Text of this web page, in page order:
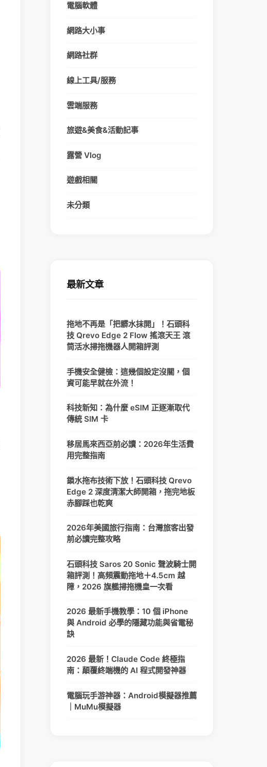
電腦軟體
網路大小事
網路社群
線上工具/服務
雲端服務
旅遊&美食&活動記事
露營 Vlog
遊戲相關
未分類
最新文章
拖地不再是「把髒水抹開」！石頭科
技 Qrevo Edge 2 Flow 搖滾天王 滾
筒活水掃拖機器人開箱評測
手機安全健檢：這幾個設定沒關，個
資可能早就在外流！
科技新知：為什麼 eSIM 正逐漸取代
傳統 SIM 卡
移居馬來西亞前必讀：2026年生活費
用完整指南
鎖水拖布技術下放！石頭科技 Qrevo
Edge 2 深度清潔大師開箱，拖完地板
赤腳踩也乾爽
2026年美國旅行指南：台灣旅客出發
前必讀完整攻略
石頭科技 Saros 20 Sonic 聲波騎士開
箱評測！高頻震動拖地＋4.5cm 越
障，2026 旗艦掃拖機皇一次看
2026 最新手機教學：10 個 iPhone
與 Android 必學的隱藏功能與省電秘
訣
2026 最新！Claude Code 終極指
南：顛覆終端機的 AI 程式開發神器
電腦玩手游神器：Android模擬器推薦
｜MuMu模擬器